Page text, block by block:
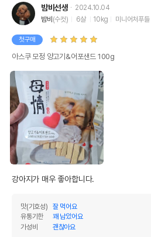
밤비선생
2024.10.04
밤비(수컷) 6살 10kg 미니어처푸들
첫구매
아스쿠 모정 양고기&어포샌드 100g
강아지가 매우 좋아합니다.
맛(기호성)
잘 먹어요
유통기한
꽤 남았어요
가성비
괜찮아요